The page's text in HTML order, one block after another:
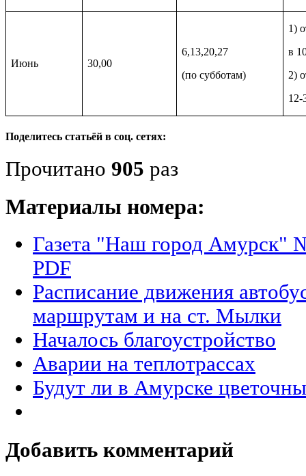
Июнь 30,00
6,13,20,27
(по субботам)
1)
в
2)
12-
Поделитесь статьёй в соц. сетях:
Прочитано 905 раз
Материалы номера:
Газета "Наш город Амурск"
PDF
Расписание движения
маршрутам и на ст. Мылки
Началось благоустройство
Аварии на теплотрассах
Будут ли в Амурске
Добавить комментарий